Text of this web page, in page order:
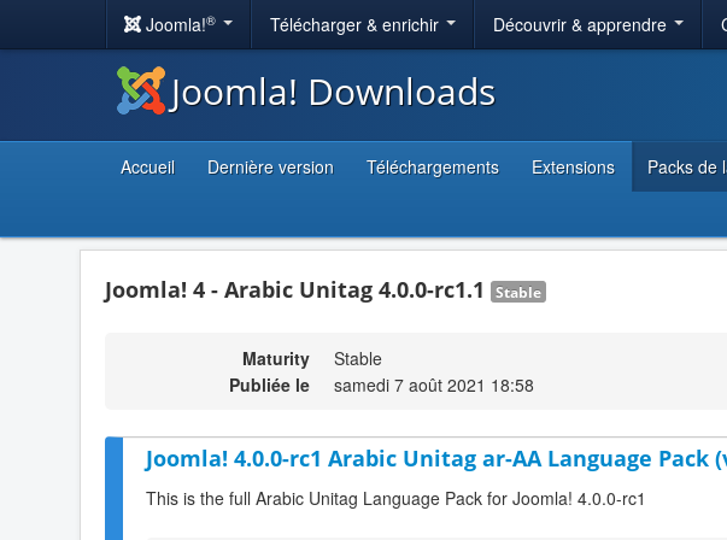
Joomla!® Télécharger & enrichir Découvrir & apprendre
Joomla! Downloads
Accueil Dernière version Téléchargements Extensions Packs de
Joomla! 4 - Arabic Unitag 4.0.0-rc1.1 Stable
Maturity
Stable
Publiée le
samedi 7 août 2021 18:58
Joomla! 4.0.0-rc1 Arabic Unitag ar-AA Language Pack
This is the full Arabic Unitag Language Pack for Joomla! 4.0.0-rc1